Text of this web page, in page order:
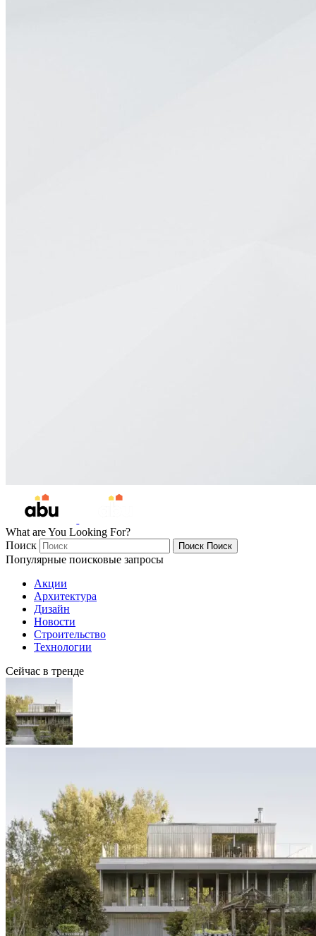
What are You Looking For?
Поиск
Поиск Поиск
Популярные поисковые запросы
Акции
Архитектура
Дизайн
Новости
Строительство
Технологии
Сейчас в тренде